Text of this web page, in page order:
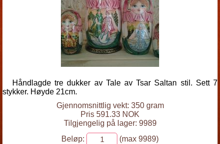
Håndlagde tre dukker av Tale av Tsar Saltan stil. Sett 7
stykker. Høyde 21cm.
Gjennomsnittlig vekt: 350 gram
Pris 591.33 NOK
Tilgjengelig på lager: 9989
Beløp:
(max 9989)